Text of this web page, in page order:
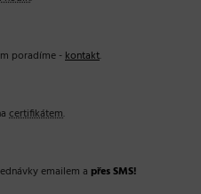
poradíme -kontakt.
certifikátem.
emailem a přes SMS!